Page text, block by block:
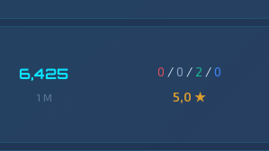
6,425
1 M
0 / 0 / 2 /0
5,0 ★